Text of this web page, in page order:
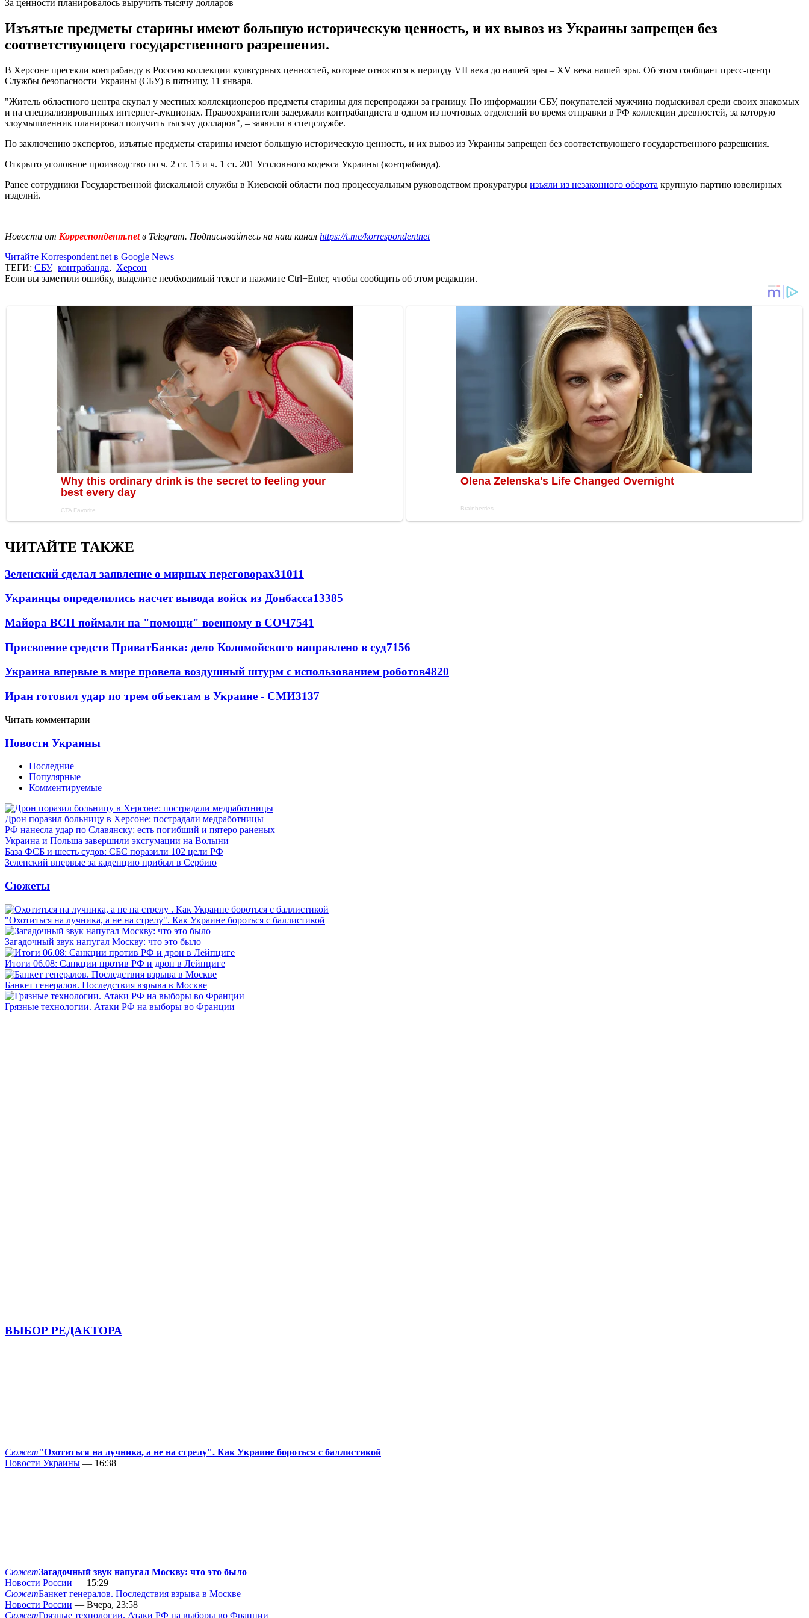
За ценности планировалось выручить тысячу долларов
Изъятые предметы старины имеют большую историческую ценность, и их вывоз из Украины запрещен без
соответствующего государственного разрешения.
В Херсоне пресекли контрабанду в Россию коллекции культурных ценностей, которые относятся к периоду VII века до нашей эры – ХV века нашей эры. Об этом сообщает пресс-центр
Службы безопасности Украины (СБУ) в пятницу, 11 января.
"Житель областного центра скупал у местных коллекционеров предметы старины для перепродажи за границу. По информации СБУ, покупателей мужчина подыскивал среди своих знакомых
и на специализированных интернет-аукционах. Правоохранители задержали контрабандиста в одном из почтовых отделений во время отправки в РФ коллекции древностей, за которую
злоумышленник планировал получить тысячу долларов", – заявили в спецслужбе.
По заключению экспертов, изъятые предметы старины имеют большую историческую ценность, и их вывоз из Украины запрещен без соответствующего государственного разрешения.
Открыто уголовное производство по ч. 2 ст. 15 и ч. 1 ст. 201 Уголовного кодекса Украины (контрабанда).
Ранее сотрудники Государственной фискальной службы в Киевской области под процессуальным руководством прокуратуры изъяли из незаконного оборота крупную партию ювелирных
изделий.
Новости от Корреспондент.netв Telegram. Подписывайтесь на наш канал https://t.me/korrespondentnet
Читайте Korrespondent.net в Google News
ТЕГИ: СБУ, контрабанда, Херсон
Если вы заметили ошибку, выделите необходимый текст и нажмите Ctrl+Enter, чтобы сообщить об этом редакции.
ЧИТАЙТЕ ТАКЖЕ
Зеленский сделал заявление о мирных переговорах31011
Украинцы определились насчет вывода войск из Донбасса13385
Майора ВСП поймали на "помощи" военному в СОЧ7541
Присвоение средств ПриватБанка: дело Коломойского направлено в суд7156
Украина впервые в мире провела воздушный штурм с использованием роботов4820
Иран готовил удар по трем объектам в Украине - СМИ3137
Читать комментарии
Новости Украины
Последние
Популярные
Комментируемые
Дрон поразил больницу в Херсоне: пострадали медработницы
РФ нанесла удар по Славянску: есть погибший и пятеро раненых
Украина и Польша завершили эксгумации на Волыни
База ФСБ и шесть судов: СБС поразили 102 цели РФ
Зеленский впервые за каденцию прибыл в Сербию
Сюжеты
"Охотиться на лучника, а не на стрелу". Как Украине бороться с баллистикой
Загадочный звук напугал Москву: что это было
Итоги 06.08: Санкции против РФ и дрон в Лейпциге
Банкет генералов. Последствия взрыва в Москве
Грязные технологии. Атаки РФ на выборы во Франции
ВЫБОР РЕДАКТОРА
Сюжет"Охотиться на лучника, а не на стрелу". Как Украине бороться с баллистикой
Новости Украины — 16:38
СюжетЗагадочный звук напугал Москву: что это было
Новости России — 15:29
СюжетБанкет генералов. Последствия взрыва в Москве
Новости России — Вчера, 23:58
СюжетГрязные технологии. Атаки РФ на выборы во Франции